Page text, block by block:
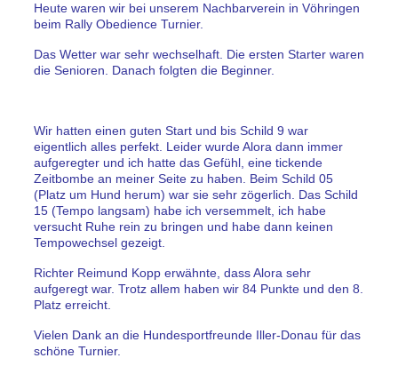
Heute waren wir bei unserem Nachbarverein in Vöhringen
beim Rally Obedience Turnier.
Das Wetter war sehr wechselhaft. Die ersten Starter waren
die Senioren. Danach folgten die Beginner.
Wir hatten einen guten Start und bis Schild 9 war
eigentlich alles perfekt. Leider wurde Alora dann immer
aufgeregter und ich hatte das Gefühl, eine tickende
Zeitbombe an meiner Seite zu haben. Beim Schild 05
(Platz um Hund herum) war sie sehr zögerlich. Das Schild
15 (Tempo langsam) habe ich versemmelt, ich habe
versucht Ruhe rein zu bringen und habe dann keinen
Tempowechsel gezeigt.
Richter Reimund Kopp erwähnte, dass Alora sehr
aufgeregt war. Trotz allem haben wir 84 Punkte und den 8.
Platz erreicht.
Vielen Dank an die Hundesportfreunde Iller-Donau für das
schöne Turnier.